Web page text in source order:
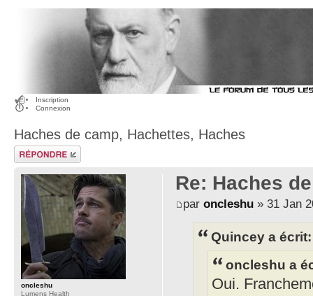
Inscription
Connexion
Haches de camp, Hachettes, Haches
Publier une
réponse
Re: Haches
par oncleshu» 31 Jan
Quincey a écrit:
oncleshu a
Oui.
oncleshu
Lumens Health